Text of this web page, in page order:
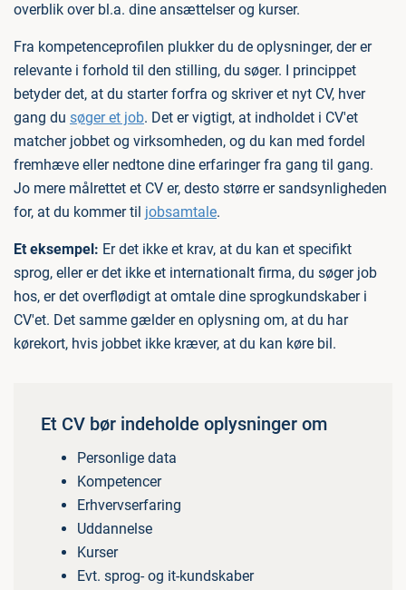
overblik over bl.a. dine ansættelser og kurser.
Fra kompetenceprofilen plukker du de oplysninger, der er
relevante i forhold til den stilling, du søger. I princippet
betyder det, at du starter forfra og skriver et nyt CV, hver
gang du søger et job. Det er vigtigt, at indholdet i CV'et
matcher jobbet og virksomheden, og du kan med fordel
fremhæve eller nedtone dine erfaringer fra gang til gang.
Jo mere målrettet et CV er, desto større er sandsynligheden
for, at du kommer til jobsamtale.
Et eksempel: Er det ikke et krav, at du kan et specifikt
sprog, eller er det ikke et internationalt firma, du søger job
hos, er det overflødigt at omtale dine sprogkundskaber i
CV'et. Det samme gælder en oplysning om, at du har
kørekort, hvis jobbet ikke kræver, at du kan køre bil.
Et CV bør indeholde oplysninger om
Personlige data
Kompetencer
Erhvervserfaring
Uddannelse
Kurser
Evt. sprog- og it-kundskaber